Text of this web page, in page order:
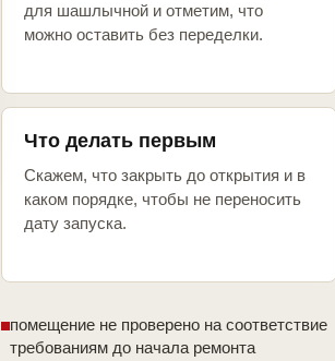
для шашлычной и отметим, что
можно оставить без переделки.
Что делать первым
Скажем, что закрыть до открытия и в
каком порядке, чтобы не переносить
дату запуска.
помещение не проверено на соответствие
требованиям до начала ремонта